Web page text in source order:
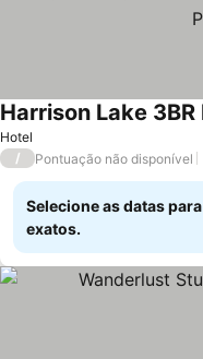
Hotel
/ Pontuação não disponível
Selecione as datas
exatos.